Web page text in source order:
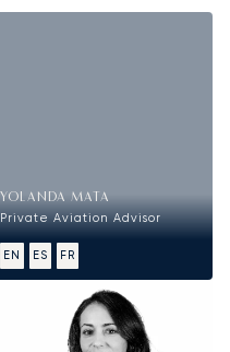
YOLANDA MATA
Private Aviation Advisor
EN ES FR